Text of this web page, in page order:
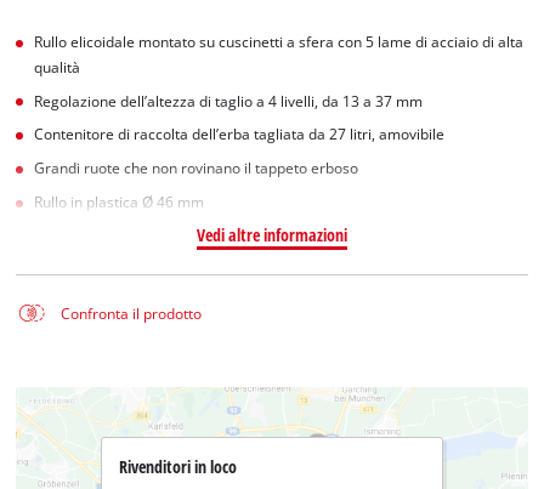
Rullo elicoidale montato su cuscinetti a sfera con 5 lame di acciaio di alta
qualità
Regolazione dell’altezza di taglio a 4 livelli, da 13 a 37 mm
Contenitore di raccolta dell’erba tagliata da 27 litri, amovibile
Grandi ruote che non rovinano il tappeto erboso
Rullo in plastica Ø 46 mm
Vedi altre informazioni
Confronta il prodotto
Rivenditori in loco